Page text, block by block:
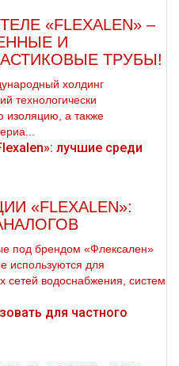
«FLEXALEN» –
И
ТРУБЫ!
холдинг
технологически
изоляцию, а также
«FLEXALEN»:
под брендом «Флексален»
используются для
сетей водоснабжения, систем